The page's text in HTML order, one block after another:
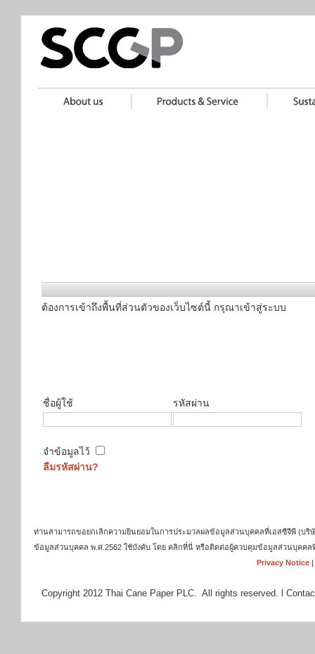
ต้องการเข้าถึงพื้นที่ส่วนตัวของเว็บไซต์นี้ กรุณาเข้าสู่ระบบ
ชื่อผู้ใช้ รหัสผ่าน
จำข้อมูลไว้
ลืมรหัสผ่าน?
ท่านสามารถขอยกเลิกความยินยอมในการประมวลผลข้อมูลส่วนบุคคลที่เอสซีจีพี (บ
ข้อมูลส่วนบุคคล พ.ศ.2562 ใช้บังคับ โดย คลิกที่นี่ หรือติดต่อผู้ควบคุมข้อมูลส่วนบุคคล
Privacy Notice|
Copyright 2012 Thai Cane Paper PLC. All rights reserved. l